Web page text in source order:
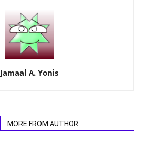
Jamaal A. Yonis
MORE FROM AUTHOR